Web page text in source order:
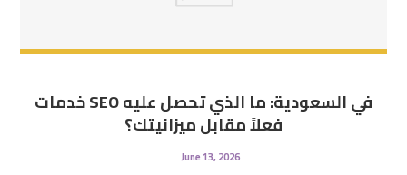
خدمات SEO في السعودية: ما الذي تحصل عليه
فعلاً مقابل ميزانيتك؟
June 13, 2026